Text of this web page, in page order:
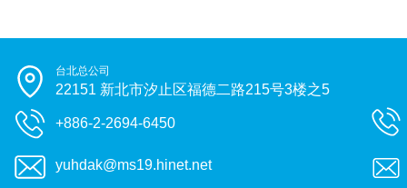
台北总公司
22151 新北市汐止区福德二路215号3楼之5
+886-2-2694-6450
yuhdak@ms19.hinet.net